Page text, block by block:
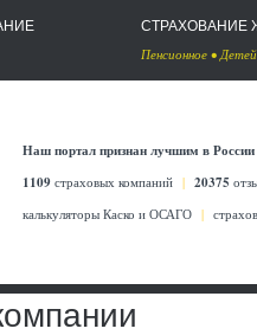
СТРАХОВАНИЕ
Пенсионное •Детей
Наш портал признан лучшим в России
1109 страховых компаний | 20375
калькуляторы Каско и ОСАГО |